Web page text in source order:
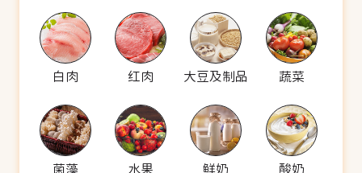
白肉 红肉 大豆及制品 蔬菜
菌藻 水果 鲜奶 酸奶